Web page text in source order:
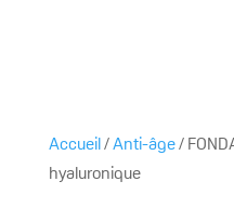
Accueil/Anti-âge/
hyaluronique